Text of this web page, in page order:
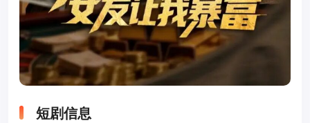
短剧信息